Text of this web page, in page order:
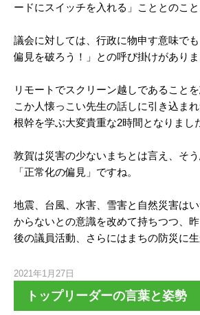
ードにスイッチを入れる」こととのこと
議会に対しては、行政に物申す意味で
偏見を破ろう！」との呼び掛けがありま
リモートでスクリーン越しであること
こか人懐っこい先生の話しに引き込ま
根幹を学ぶ大変貴重な2時間となりまし
敦賀は災害の少ないまちとは言え、そ
「正常化の偏見」ですね。
地震、台風、水害、雪害と自然災害は
からないとの意識を改めて持ちつつ、
後の議員活動、さらにはまちの防災に生
2021年1月27日
トップリーダーの言葉と姿勢